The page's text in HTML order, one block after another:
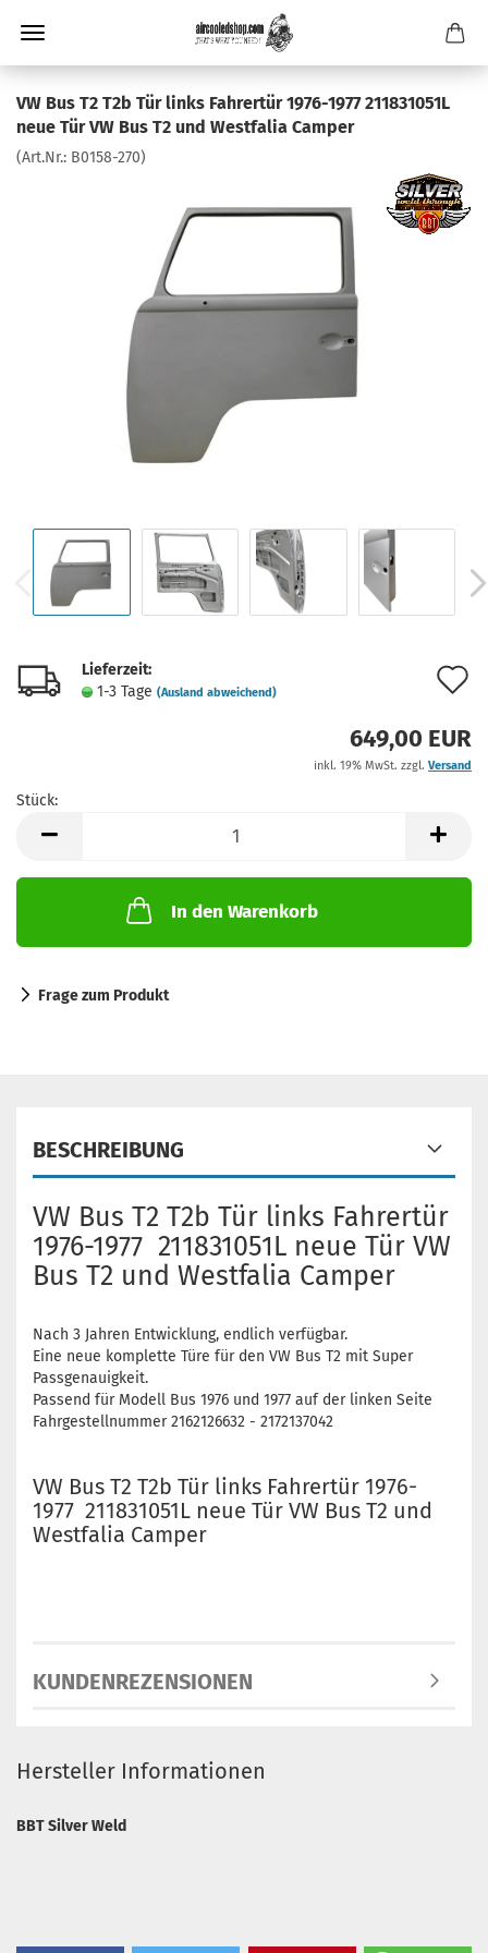
VW Bus T2 T2b Tür links Fahrertür 1976-1977 211831051L
neue Tür VW Bus T2 und Westfalia Camper
(Art.Nr.: B0158-270)
Lieferzeit:
1-3 Tage (Ausland abweichend)
649,00 EUR
inkl. 19% MwSt. zzgl. Versand
Stück:
In den Warenkorb
Frage zum Produkt
BESCHREIBUNG
VW Bus T2 T2b Tür links Fahrertür
1976-1977 211831051L neue Tür VW
Bus T2 und Westfalia Camper
Nach 3 Jahren Entwicklung, endlich verfügbar.
Eine neue komplette Türe für den VW Bus T2 mit Super
Passgenauigkeit.
Passend für Modell Bus 1976 und 1977 auf der linken Seite
Fahrgestellnummer 2162126632 - 2172137042
VW Bus T2 T2b Tür links Fahrertür 1976-
1977 211831051L neue Tür VW Bus T2 und
Westfalia Camper
KUNDENREZENSIONEN
Hersteller Informationen
BBT Silver Weld